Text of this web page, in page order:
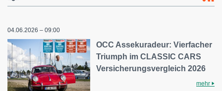
04.06.2026 – 09:00
OCC Assekuradeur: Vierfacher
Triumph im CLASSIC CARS
Versicherungsvergleich 2026
mehr